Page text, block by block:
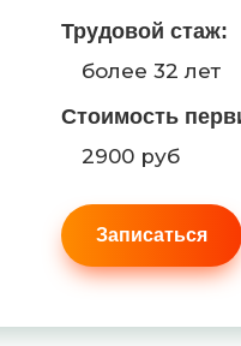
Трудовой стаж:
более 32 лет
Стоимость
2900 руб
Записаться